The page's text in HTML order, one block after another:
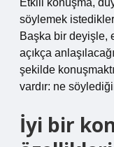
Etkili konuşma,
söylemek
Başka bir deyişle,
açıkça
şekilde
vardır: ne
İyi bir